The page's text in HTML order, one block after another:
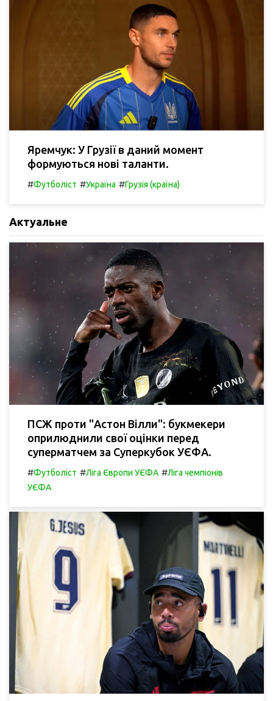
Яремчук: У Грузії в даний момент
формуються нові таланти.
#Футболіст #Україна #Грузія (країна)
Актуальне
ПСЖ проти "Астон Вілли": букмекери
оприлюднили свої оцінки перед
суперматчем за Суперкубок УЄФА.
#Футболіст #Ліга Європи УЄФА #Ліга чемпіонів
УЄФА